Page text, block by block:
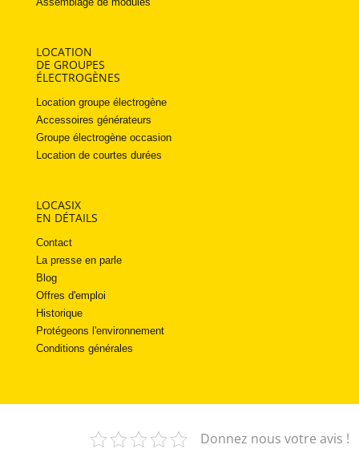
LOCATION
DE GROUPES
ÉLECTROGÈNES
Location groupe électrogène
Accessoires générateurs
Groupe électrogène occasion
Location de courtes durées
LOCASIX
EN DÉTAILS
Contact
La presse en parle
Blog
Offres d'emploi
Historique
Protégeons l'environnement
Conditions générales
Donnez nous votre avis !